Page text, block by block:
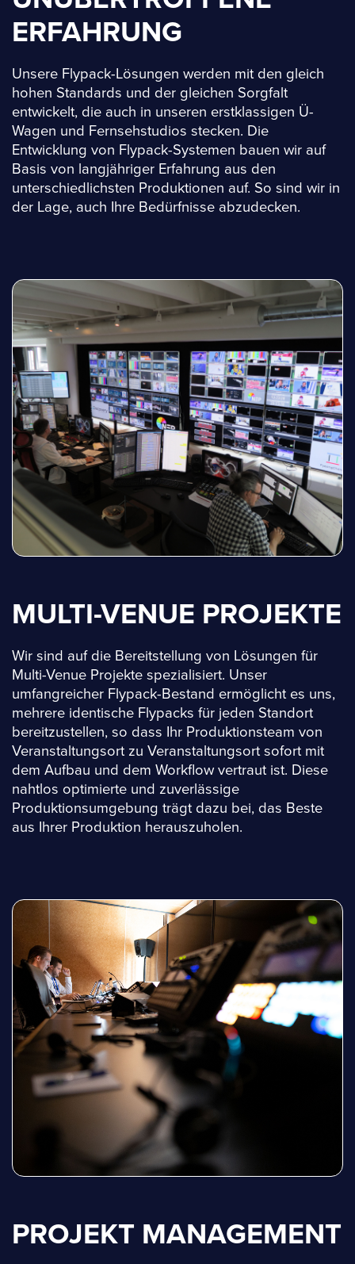
ERFAHRUNG
Unsere Flypack-Lösungen werden mit den gleich
hohen Standards und der gleichen Sorgfalt
entwickelt, die auch in unseren erstklassigen Ü-
Wagen und Fernsehstudios stecken. Die
Entwicklung von Flypack-Systemen bauen wir auf
Basis von langjähriger Erfahrung aus den
unterschiedlichsten Produktionen auf. So sind wir in
der Lage, auch Ihre Bedürfnisse abzudecken.
MULTI-VENUE PROJEKTE
Wir sind auf die Bereitstellung von Lösungen für
Multi-Venue Projekte spezialisiert. Unser
umfangreicher Flypack-Bestand ermöglicht es uns,
mehrere identische Flypacks für jeden Standort
bereitzustellen, so dass Ihr Produktionsteam von
Veranstaltungsort zu Veranstaltungsort sofort mit
dem Aufbau und dem Workflow vertraut ist. Diese
nahtlos optimierte und zuverlässige
Produktionsumgebung trägt dazu bei, das Beste
aus Ihrer Produktion herauszuholen.
PROJEKT MANAGEMENT